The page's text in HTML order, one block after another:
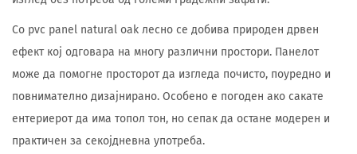
Со pvc panel natural oak лесно се добива природен дрвен
ефект кој одговара на многу различни простори. Панелот
може да помогне просторот да изгледа почисто, поуредно и
повнимателно дизајнирано. Особено е погоден ако сакате
ентериерот да има топол тон, но сепак да остане модерен и
практичен за секојдневна употреба.